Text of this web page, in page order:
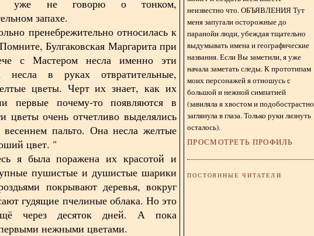
уже не говорю о тонком,
запахе.
пренебрежительно относилась к
Булгаковская Маргарита при
с Мастером несла именно эти
несла в руках отвратительные,
цветы. Черт их знает, как их
первые почему-то появляются в
цветы очень отчетливо выделялись
пальто. Она несла желтые
цвет. "
я была поражена их красотой и
пушистые и душистые шарики
покрывают деревья, вокруг
гудящие пчелиные облака. Но это
через десяток дней. А пока
нежными цветами.
неизвестно что. ОБЪЯВЛЕНИЯ Тут
меня запугали осторожные до
паранойи люди, убеждая тщательно
выдумывать имена и географические
названия. Если Вы заметили, я уже
начала заметать следы. К прототипам
моих персонажей я отношусь с
большой и нежной симпатией
(завиляла я хвостом и подобострастно
заглянула в глаза. Только руки лизнуть
осталось).
ПРОСМОТРЕТЬ ПРОФИЛЬ
ПОСТОЯННЫЕ ЧИТАТЕЛИ